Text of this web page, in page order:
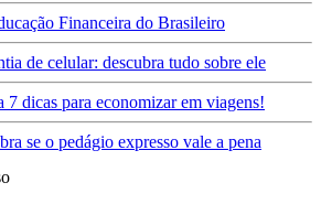
Financeira do Brasileiro
de celular: descubra tudo sobre ele
7 dicas para economizar em viagens!
se o pedágio expresso vale a pena